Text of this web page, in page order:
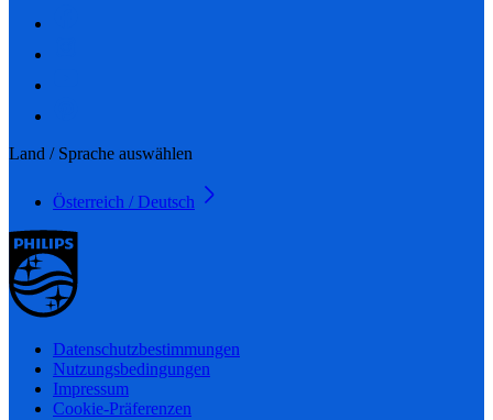
Land / Sprache auswählen
Österreich / Deutsch
Datenschutzbestimmungen
Nutzungsbedingungen
Impressum
Cookie-Präferenzen